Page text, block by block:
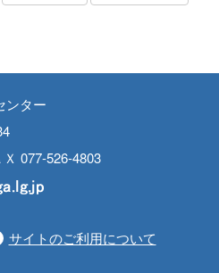
ンター
077-526-4803
サイトのご利用について